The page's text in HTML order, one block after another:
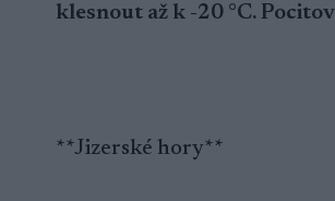
klesnout až k -20 °C.
**Jizerské hory**